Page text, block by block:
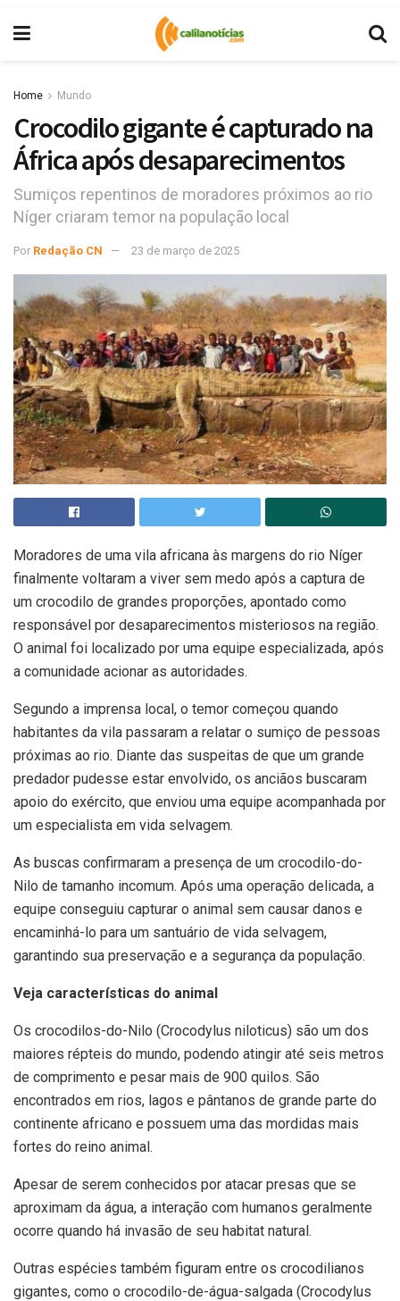
Home Mundo
Crocodilo gigante é capturado na
África após desaparecimentos
Sumiços repentinos de moradores próximos ao rio
Níger criaram temor na população local
Por Redação CN 23 de março de 2025
Moradores de uma vila africana às margens do rio Níger
finalmente voltaram a viver sem medo após a captura de
um crocodilo de grandes proporções, apontado como
responsável por desaparecimentos misteriosos na região.
O animal foi localizado por uma equipe especializada, após
a comunidade acionar as autoridades.
Segundo a imprensa local, o temor começou quando
habitantes da vila passaram a relatar o sumiço de pessoas
próximas ao rio. Diante das suspeitas de que um grande
predador pudesse estar envolvido, os anciãos buscaram
apoio do exército, que enviou uma equipe acompanhada por
um especialista em vida selvagem.
As buscas confirmaram a presença de um crocodilo-do-
Nilo de tamanho incomum. Após uma operação delicada, a
equipe conseguiu capturar o animal sem causar danos e
encaminhá-lo para um santuário de vida selvagem,
garantindo sua preservação e a segurança da população.
Veja características do animal
Os crocodilos-do-Nilo (Crocodylus niloticus) são um dos
maiores répteis do mundo, podendo atingir até seis metros
de comprimento e pesar mais de 900 quilos. São
encontrados em rios, lagos e pântanos de grande parte do
continente africano e possuem uma das mordidas mais
fortes do reino animal.
Apesar de serem conhecidos por atacar presas que se
aproximam da água, a interação com humanos geralmente
ocorre quando há invasão de seu habitat natural.
Outras espécies também figuram entre os crocodilianos
gigantes, como o crocodilo-de-água-salgada (Crocodylus